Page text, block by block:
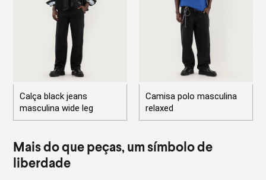
Calça black jeans
masculina wide leg
Camisa polo masculina
relaxed
Mais do que peças, um símbolo de
liberdade